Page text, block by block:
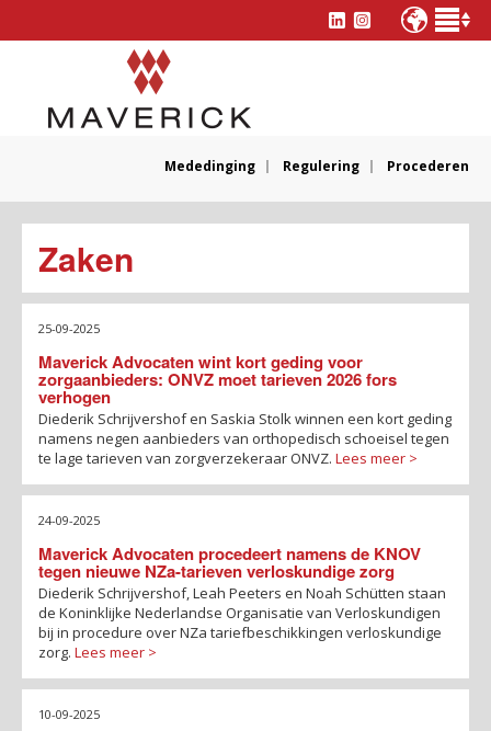
Mededinging Regulering Procederen
Zaken
25-09-2025
Maverick Advocaten wint kort geding voor
zorgaanbieders: ONVZ moet tarieven 2026 fors
verhogen
Diederik Schrijvershof en Saskia Stolk winnen een kort geding
namens negen aanbieders van orthopedisch schoeisel tegen
te lage tarieven van zorgverzekeraar ONVZ. Lees meer >
24-09-2025
Maverick Advocaten procedeert namens de KNOV
tegen nieuwe NZa-tarieven verloskundige zorg
Diederik Schrijvershof, Leah Peeters en Noah Schütten staan
de Koninklijke Nederlandse Organisatie van Verloskundigen
bij in procedure over NZa tariefbeschikkingen verloskundige
zorg. Lees meer >
10-09-2025